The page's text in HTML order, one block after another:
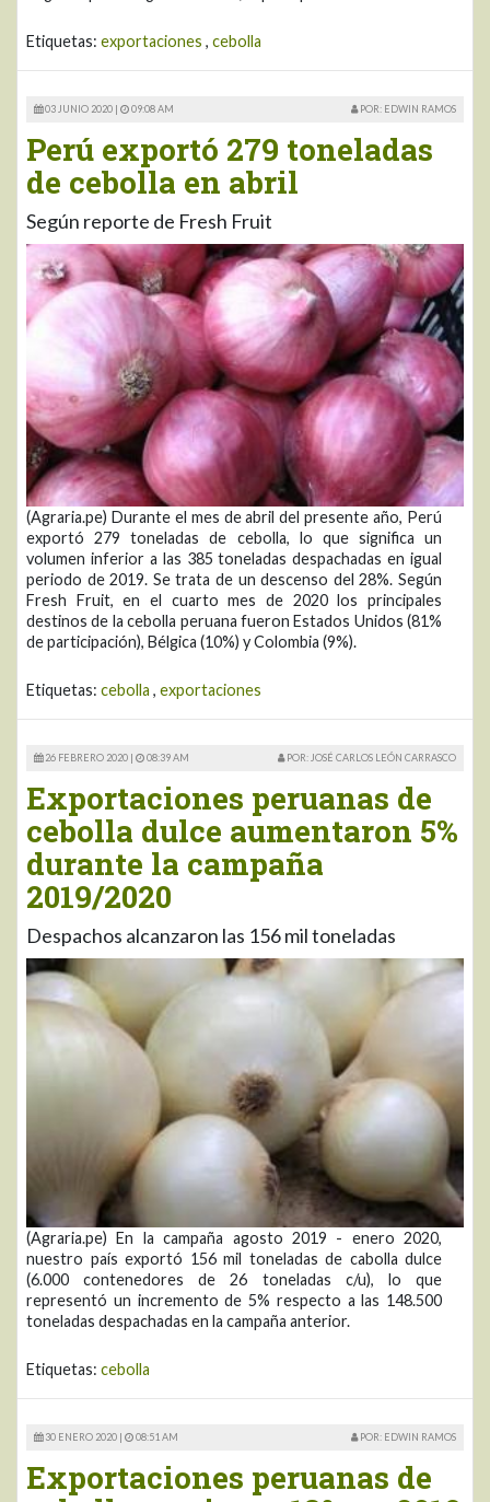
Etiquetas: exportaciones , cebolla
03 JUNIO 2020 | 09:08 AM POR: EDWIN RAMOS
Perú exportó 279 toneladas
de cebolla en abril
Según reporte de Fresh Fruit
(Agraria.pe) Durante el mes de abril del presente año, Perú
exportó 279 toneladas de cebolla, lo que significa un
volumen inferior a las 385 toneladas despachadas en igual
periodo de 2019. Se trata de un descenso del 28%. Según
Fresh Fruit, en el cuarto mes de 2020 los principales
destinos de la cebolla peruana fueron Estados Unidos (81%
de participación), Bélgica (10%) y Colombia (9%).
Etiquetas: cebolla , exportaciones
26 FEBRERO 2020 | 08:39 AM POR: JOSÉ CARLOS LEÓN CARRASCO
Exportaciones peruanas de
cebolla dulce aumentaron 5%
durante la campaña
2019/2020
Despachos alcanzaron las 156 mil toneladas
(Agraria.pe) En la campaña agosto 2019 - enero 2020,
nuestro país exportó 156 mil toneladas de cabolla dulce
(6.000 contenedores de 26 toneladas c/u), lo que
representó un incremento de 5% respecto a las 148.500
toneladas despachadas en la campaña anterior.
Etiquetas: cebolla
30 ENERO 2020 | 08:51 AM POR: EDWIN RAMOS
Exportaciones peruanas de